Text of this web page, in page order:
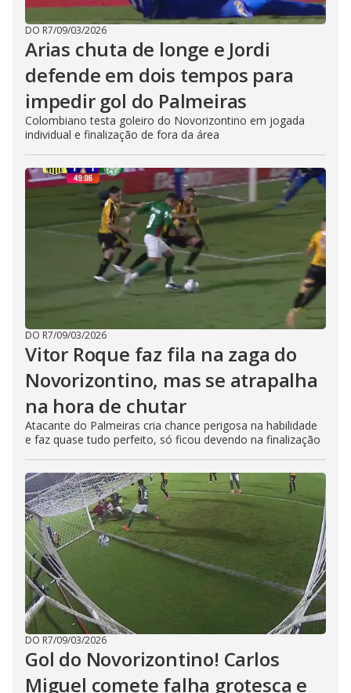
DO R7/09/03/2026
Arias chuta de longe e Jordi
defende em dois tempos para
impedir gol do Palmeiras
Colombiano testa goleiro do Novorizontino em jogada
individual e finalização de fora da área
DO R7/09/03/2026
Vitor Roque faz fila na zaga do
Novorizontino, mas se atrapalha
na hora de chutar
Atacante do Palmeiras cria chance perigosa na habilidade
e faz quase tudo perfeito, só ficou devendo na finalização
DO R7/09/03/2026
Gol do Novorizontino! Carlos
Miguel comete falha grotesca e